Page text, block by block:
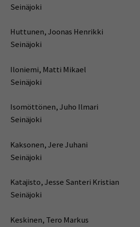
Seinäjoki
Huttunen, Joonas
Seinäjoki
Iloniemi, Matti
Seinäjoki
Isomöttönen, Juho
Seinäjoki
Kaksonen, Jere
Seinäjoki
Katajisto, Jesse Santeri
Seinäjoki
Keskinen, Tero